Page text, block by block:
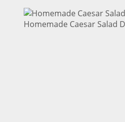
Homemade Caesar Salad